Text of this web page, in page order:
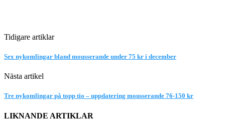
Tidigare artiklar
Sex nykomlingar bland mousserande under 75 kr i december
Nästa artikel
Tre nykomlingar på topp tio – uppdatering mousserande 76-150 kr
LIKNANDE ARTIKLAR